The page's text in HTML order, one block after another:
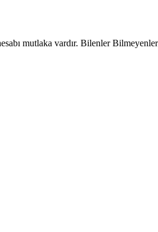
mutlaka vardır. Bilenler